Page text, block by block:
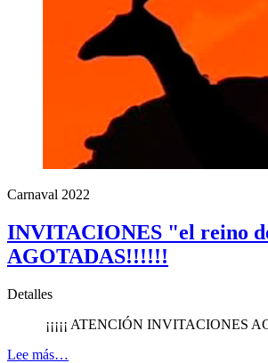
Carnaval 2022
INVITACIONES "el reino
AGOTADAS!!!!!!
Detalles
¡¡¡¡¡ ATENCIÓN INVITACIONES
Lee más…